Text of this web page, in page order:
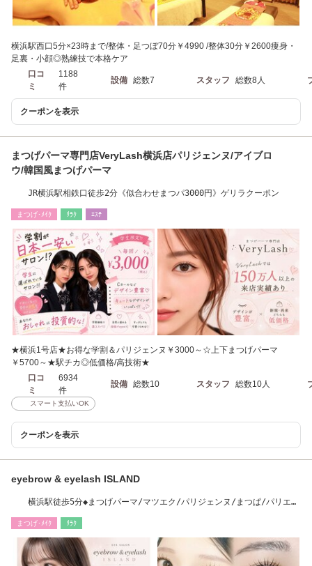
横浜駅西口5分×23時まで/整体・足つぼ70分￥4990 /整体30分￥2600痩身・
足裏・小顔◎熟練技で本格ケア
口コ
ミ
1188
件
設備 総数7 スタッフ 総数8人
クーポンを表示
まつげパーマ専門店VeryLash横浜店パリジェンヌ/アイブロ
ウ/韓国風まつげパーマ
JR横浜駅相鉄口徒歩2分《似合わせまつパ3000円》ゲリラクーポン
まつげ･ﾒｲｸ ﾘﾗｸ ｴｽﾃ
★横浜1号店★お得な学割＆パリジェンヌ￥3000～☆上下まつげパーマ
￥5700～★駅チカ◎低価格/高技術★
口コ
ミ
6934
件
設備 総数10 スタッフ 総数10人
スマート支払いOK
クーポンを表示
eyebrow & eyelash ISLAND
横浜駅徒歩5分◆まつげパーマ/マツエク/パリジェンヌ/まつぱ/パリエ
まつげ･ﾒｲｸ ﾘﾗｸ